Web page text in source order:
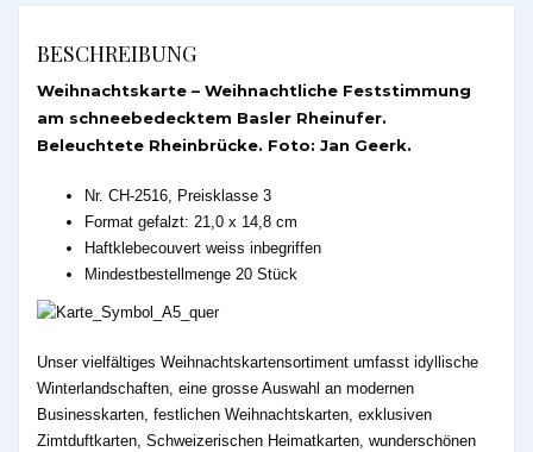
BESCHREIBUNG
Weihnachtskarte – Weihnachtliche Feststimmung
am schneebedecktem Basler Rheinufer.
Beleuchtete Rheinbrücke. Foto: Jan Geerk.
Nr. CH-2516, Preisklasse 3
Format gefalzt: 21,0 x 14,8 cm
Haftklebecouvert weiss inbegriffen
Mindestbestellmenge 20 Stück
Unser vielfältiges Weihnachtskartensortiment umfasst idyllische
Winterlandschaften, eine grosse Auswahl an modernen
Businesskarten, festlichen Weihnachtskarten, exklusiven
Zimtduftkarten, Schweizerischen Heimatkarten, wunderschönen